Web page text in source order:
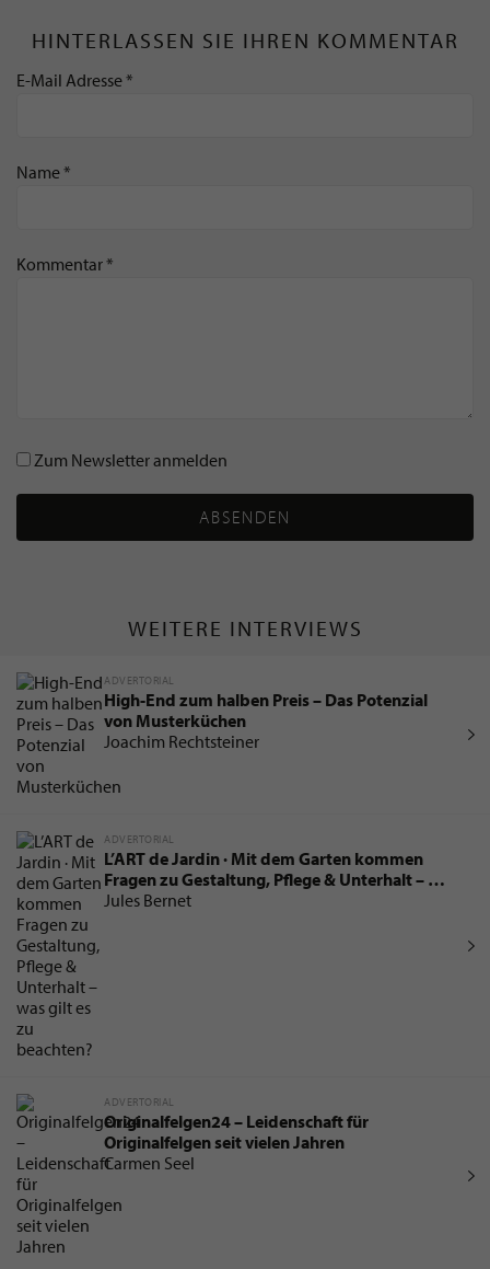
HINTERLASSEN SIE IHREN KOMMENTAR
E-Mail Adresse *
Name *
Kommentar *
Zum Newsletter anmelden
ABSENDEN
WEITERE INTERVIEWS
ADVERTORIAL
High-End zum halben Preis – Das Potenzial
von Musterküchen
Joachim Rechtsteiner
ADVERTORIAL
L’ART de Jardin · Mit dem Garten kommen
Fragen zu Gestaltung, Pflege & Unterhalt – was
gilt es zu beachten?
Jules Bernet
ADVERTORIAL
Originalfelgen24 – Leidenschaft für
Originalfelgen seit vielen Jahren
Carmen Seel